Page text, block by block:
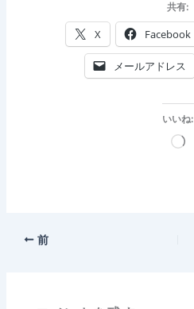
共有:
X Facebook
メールアドレス
いいね:
読
前